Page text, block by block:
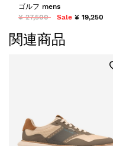
ゴルフ mens
¥ 27,500
Sale ¥ 19,250
関連商品